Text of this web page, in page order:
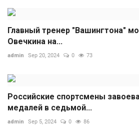
Главный тренер "Вашингтона"
Овечкина на...
admin Sep 20, 2024 0 73
Российские спортсмены
медалей в седьмой...
admin Sep 5, 2024 0 86